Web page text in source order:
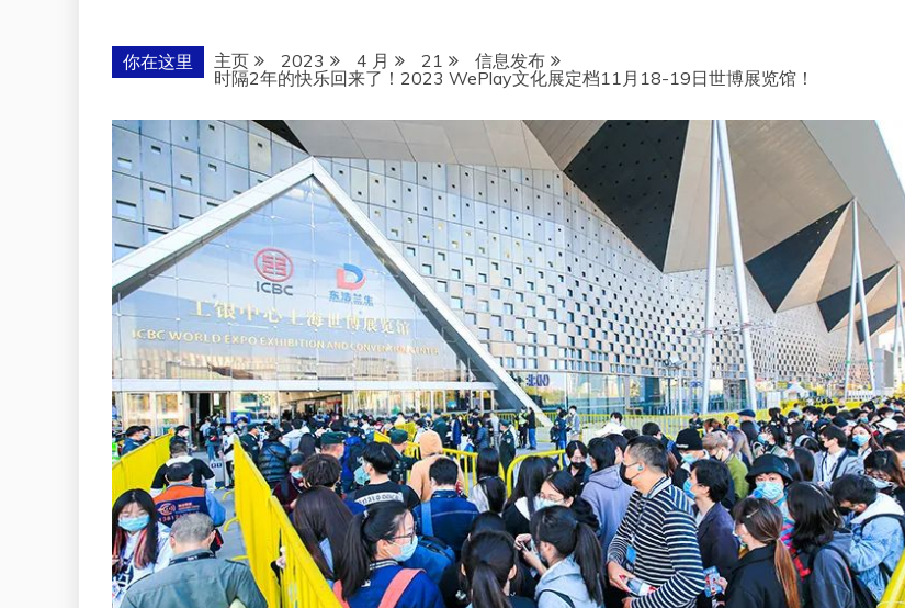
你在这里 主页 2023 4 月 21
信息发布
时隔2年的快乐回来了！2023 WePlay文化展定档11月18-19日世博展览馆！